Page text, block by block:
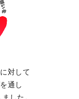
対して
通し